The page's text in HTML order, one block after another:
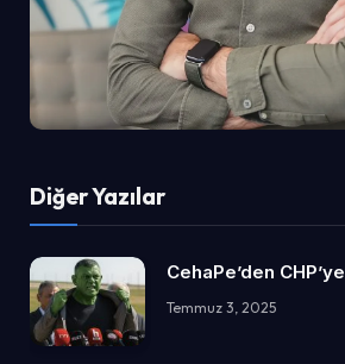
Diğer Yazılar
CehaPe’den CHP’ye
Temmuz 3, 2025